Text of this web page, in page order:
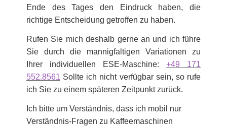
Ende des Tages den Eindruck haben, die
richtige Entscheidung getroffen zu haben.
Rufen Sie mich deshalb gerne an und ich führe
Sie durch die mannigfaltigen Variationen zu
Ihrer individuellen ESE-Maschine: +49 171
552.8561 Sollte ich nicht verfügbar sein, so rufe
ich Sie zu einem späteren Zeitpunkt zurück.
Ich bitte um Verständnis, dass ich mobil nur
Verständnis-Fragen zu Kaffeemaschinen